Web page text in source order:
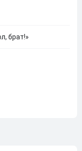
брат!»